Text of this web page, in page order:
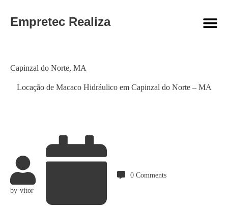
Empretec Realiza
Locação de Macaco Hidráulico em Capinzal do Norte – MA
Category
Capinzal do Norte, MA
by vitor
0 Comments